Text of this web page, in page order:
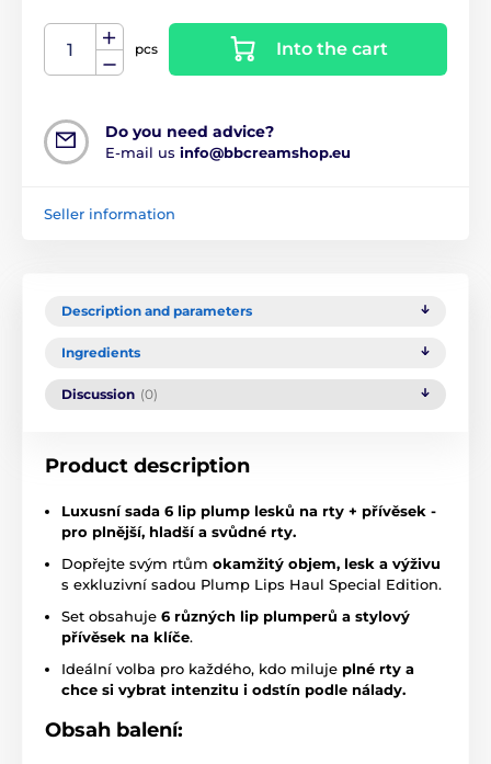
pcs Into the cart
Do you need advice?
E-mail us info@bbcreamshop.eu
Seller information
Description and parameters
Ingredients
Discussion (0)
Product description
Luxusní sada 6 lip plump lesků na rty + přívěsek -
pro plnější, hladší a svůdné rty.
Dopřejte svým rtům okamžitý objem, lesk a výživu
s exkluzivní sadou Plump Lips Haul Special Edition.
Set obsahuje 6 různých lip plumperů a stylový
přívěsek na klíče.
Ideální volba pro každého, kdo miluje plné rty a
chce si vybrat intenzitu i odstín podle nálady.
Obsah balení: